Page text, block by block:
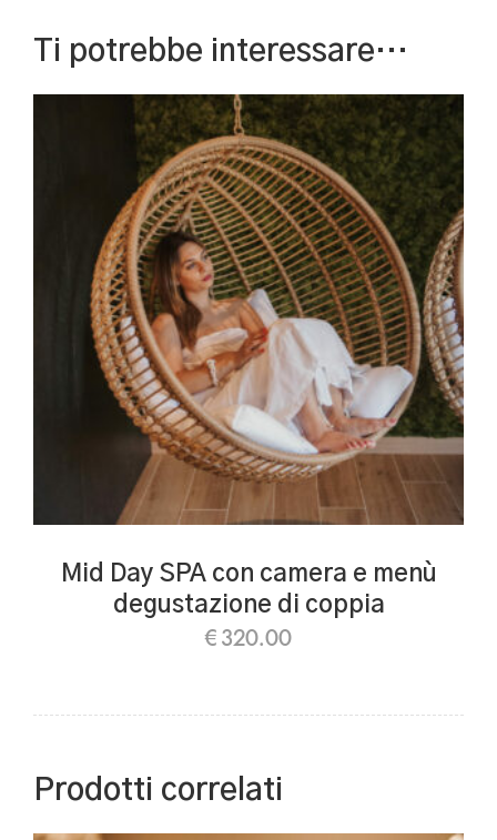
Ti potrebbe interessare…
Mid Day SPA con camera e menù
degustazione di coppia
€ 320.00
Prodotti correlati